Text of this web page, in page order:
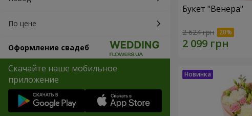
По цене
Оформление свадеб
Скачайте наше мобильное
приложение
Букет "Венера"
2 624 грн